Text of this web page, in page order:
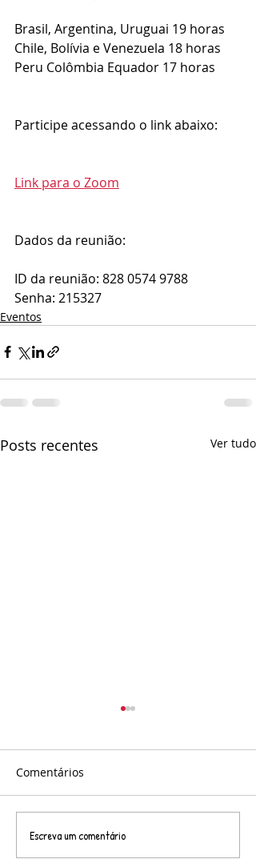
Brasil, Argentina, Uruguai 19 horas
Chile, Bolívia e Venezuela 18 horas
Peru Colômbia Equador 17 horas
Participe acessando o link abaixo:
Link para o Zoom
Dados da reunião:
ID da reunião: 828 0574 9788
Senha: 215327
Eventos
Posts recentes Ver tudo
Connecta Brasil em
Comentários
Escreva um comentário